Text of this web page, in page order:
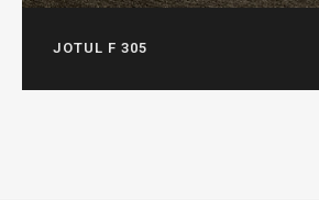
JOTUL F 305